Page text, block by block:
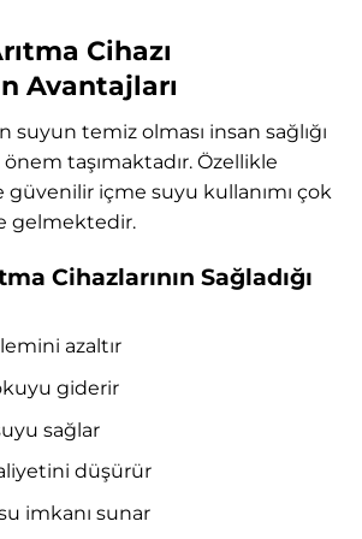
Cihazı
Avantajları
suyun temiz olması insan sağlığı
önem taşımaktadır. Özellikle
içme suyu kullanımı çok
gelmektedir.
Cihazlarının Sağladığı
azaltır
giderir
sağlar
düşürür
imkanı sunar